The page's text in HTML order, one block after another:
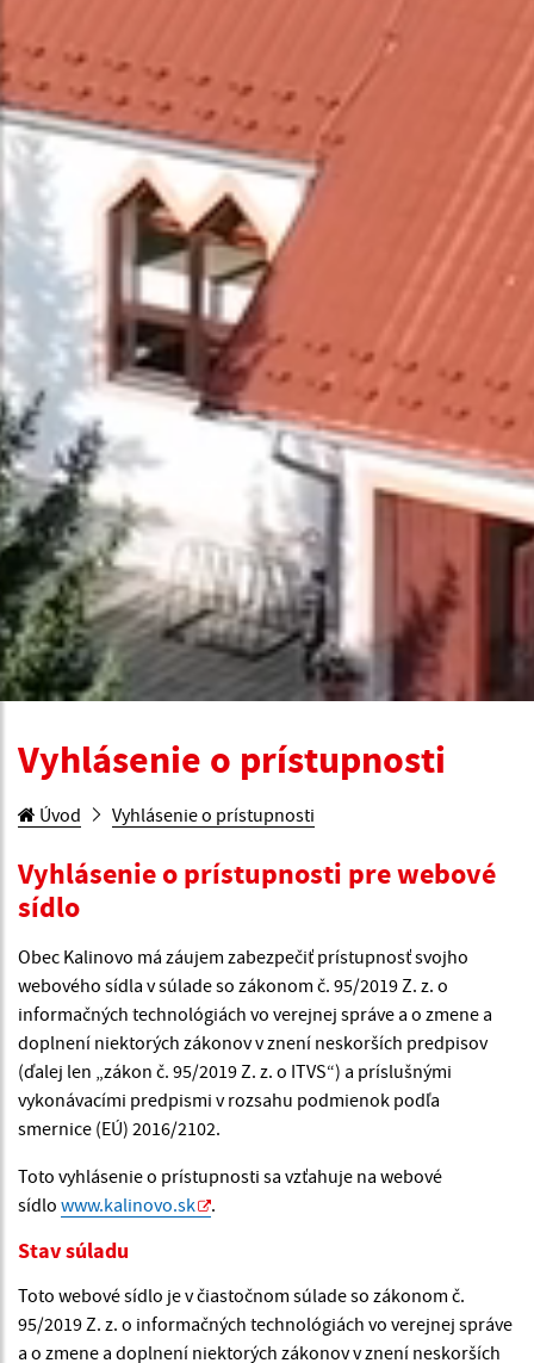
Vyhlásenie o prístupnosti
Úvod Vyhlásenie o prístupnosti
Vyhlásenie o prístupnosti pre webové
sídlo
Obec Kalinovo má záujem zabezpečiť prístupnosť svojho
webového sídla v súlade so zákonom č. 95/2019 Z. z. o
informačných technológiách vo verejnej správe a o zmene a
doplnení niektorých zákonov v znení neskorších predpisov
(ďalej len „zákon č. 95/2019 Z. z. o ITVS“) a príslušnými
vykonávacími predpismi v rozsahu podmienok podľa
smernice (EÚ) 2016/2102.
Toto vyhlásenie o prístupnosti sa vzťahuje na webové
sídlo www.kalinovo.sk .
Stav súladu
Toto webové sídlo je v čiastočnom súlade so zákonom č.
95/2019 Z. z. o informačných technológiách vo verejnej správe
a o zmene a doplnení niektorých zákonov v znení neskorších